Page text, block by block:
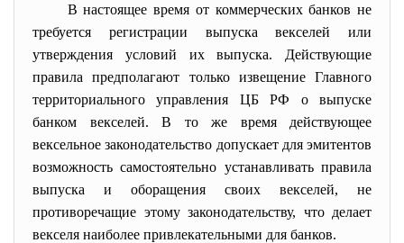
В настоящее время от коммерческих банков не
требуется регистрации выпуска векселей или
утверждения условий их выпуска. Действующие
правила предполагают только извещение Главного
территориального управления ЦБ РФ о выпуске
банком векселей. В то же время действующее
вексельное законодательство допускает для эмитентов
возможность самостоятельно устанавливать правила
выпуска и оборащения своих векселей, не
противоречащие этому законодательству, что делает
векселя наиболее привлекательными для банков.